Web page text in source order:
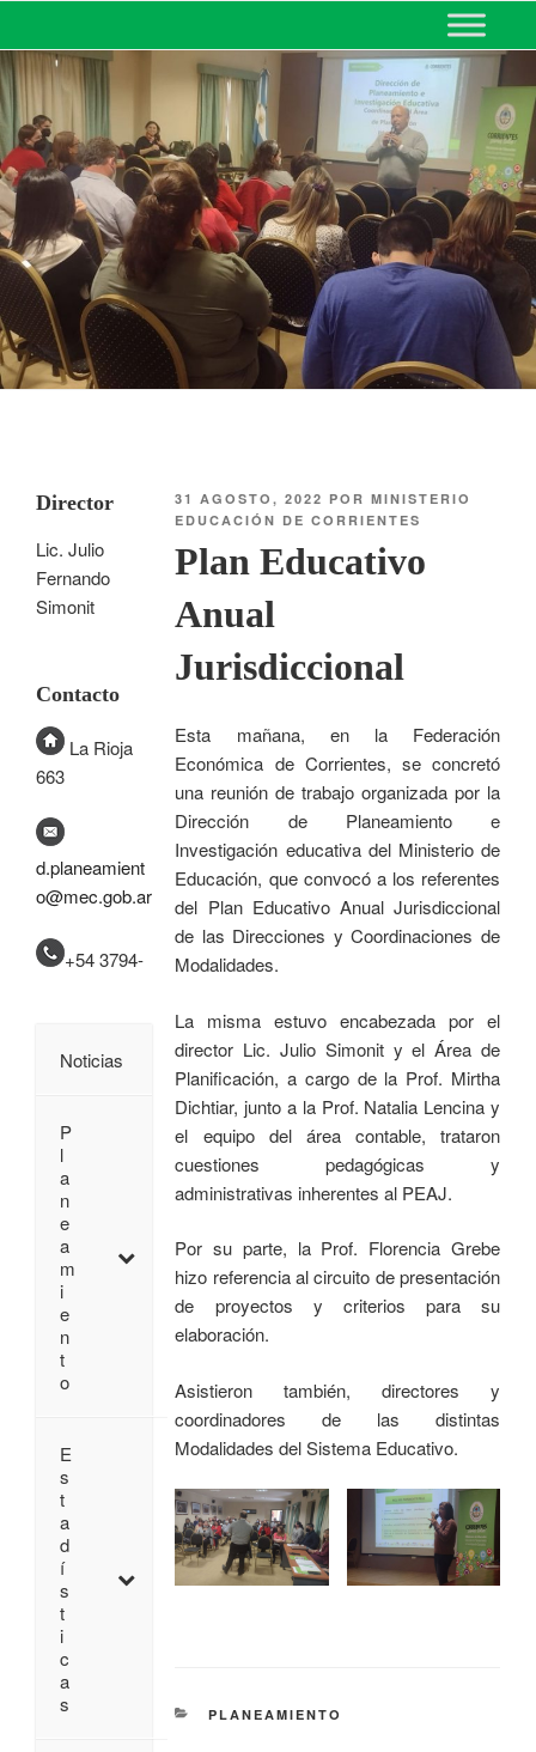
MINISTERIO DE EDUCACIÓN
DE CORRIENTES
31 AGOSTO, 2022 PORMINISTERIO
EDUCACIÓN DE CORRIENTES
Plan Educativo
Anual
Jurisdiccional
Esta mañana, en la Federación
Económica de Corrientes, se concretó
una reunión de trabajo organizada por la
Dirección de Planeamiento e
Investigación educativa del Ministerio de
Educación, que convocó a los referentes
del Plan Educativo Anual Jurisdiccional
de las Direcciones y Coordinaciones de
Modalidades.
La misma estuvo encabezada por el
director Lic. Julio Simonit y el Área de
Planificación, a cargo de la Prof. Mirtha
Dichtiar, junto a la Prof. Natalia Lencina y
el equipo del área contable, trataron
cuestiones pedagógicas y
administrativas inherentes al PEAJ.
Por su parte, la Prof. Florencia Grebe
hizo referencia al circuito de presentación
de proyectos y criterios para su
elaboración.
Asistieron también, directores y
coordinadores de las distintas
Modalidades del Sistema Educativo.
PLANEAMIENTO
Director
Lic. Julio
Fernando
Simonit
Contacto
La Rioja
663
d.planeamient
o@mec.gob.ar
+54 3794-
Noticias
P
l
a
n
e
a
m
i
e
n
t
o
E
s
t
a
d
í
s
t
i
c
a
s